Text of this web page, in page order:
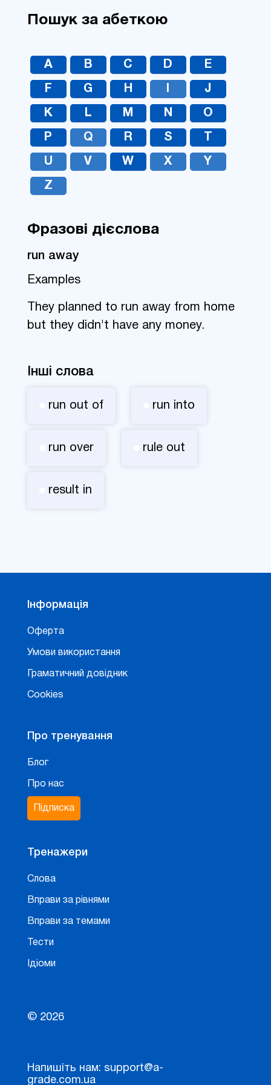
Пошук за абеткою
A B C D E
F G H J
K L M N O
P Q R S
U V W X Y
Z
Фразові дієслова
run away
Examples
They planned to run away from home
but they didn't have any money.
Інші слова
run out of run into
run over rule out
result in
Інформація
Оферта
Умови використання
Граматичний довідник
Cookies
Про тренування
Блог
Про нас
Підписка
Тренажери
Слова
Вправи за рівнями
Вправи за темами
Тести
Ідіоми
© 2026
Напишіть нам: support@a-
grade.com.ua